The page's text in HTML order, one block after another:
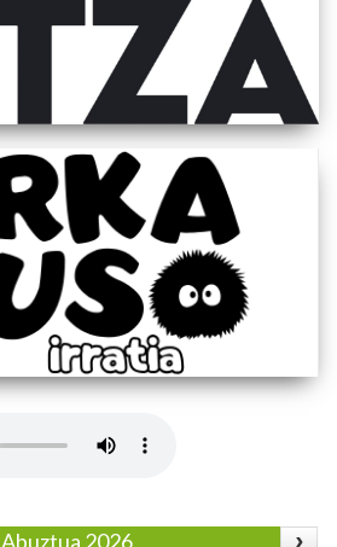
Abuztua 2026